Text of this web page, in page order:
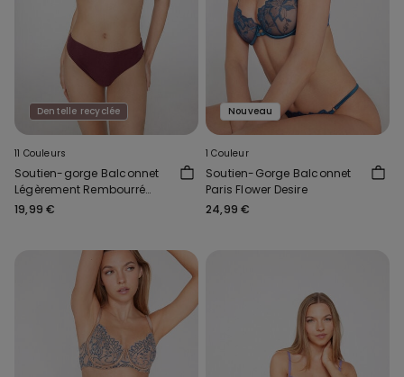
Dentelle recyclée
11 Couleurs
Soutien-gorge Balconnet
Légèrement Rembourré
Dentelle Recyclée Wien
19,99 €
Nouveau
1 Couleur
Soutien-Gorge Balconnet
Paris Flower Desire
24,99 €